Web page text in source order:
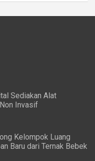
Sediakan Alat
Invasif
Kelompok Luang
Baru dari Ternak Bebek